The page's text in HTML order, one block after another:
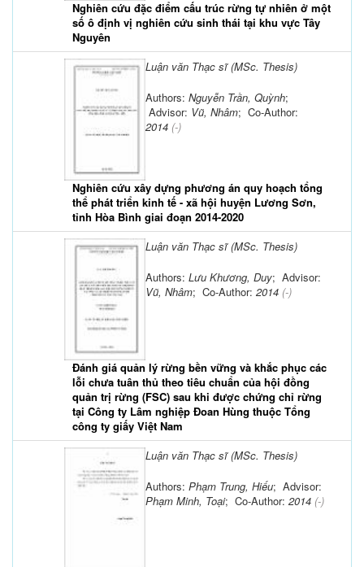
Nghiên cứu đặc điểm cấu trúc rừng tự nhiên ở một
số ô định vị nghiên cứu sinh thái tại khu vực Tây
Nguyên
Luận văn Thạc sĩ (MSc. Thesis)
Nghiên cứu xây dựng phương án quy hoạch tổng
thể phát triển kinh tế - xã hội huyện Lương Sơn,
tỉnh Hòa Bình giai đoạn 2014-2020
Authors: Nguyễn Trần, Quỳnh;
Advisor: Vũ, Nhâm; Co-Author:
2014 (-)
Luận văn Thạc sĩ (MSc. Thesis)
Đánh giá quản lý rừng bền vững và khắc phục các
lỗi chưa tuân thủ theo tiêu chuẩn của hội đồng
quản trị rừng (FSC) sau khi được chứng chỉ rừng
tại Công ty Lâm nghiệp Đoan Hùng thuộc Tổng
công ty giấy Việt Nam
Authors: Lưu Khương, Duy; Advisor:
Vũ, Nhâm; Co-Author: 2014 (-)
Luận văn Thạc sĩ (MSc. Thesis)
Authors: Phạm Trung, Hiếu; Advisor:
Phạm Minh, Toại; Co-Author: 2014 (-)